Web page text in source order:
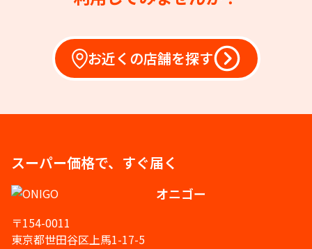
お近くの店舗を探す
スーパー価格で、すぐ届く
オニゴー
〒154-0011
東京都世田谷区上馬1-17-5